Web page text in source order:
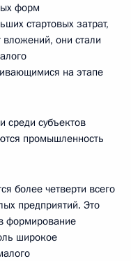
форм
стартовых затрат,
они стали
на этапе
среди субъектов
промышленность
более четверти всего
предприятий. Это
формирование
широкое